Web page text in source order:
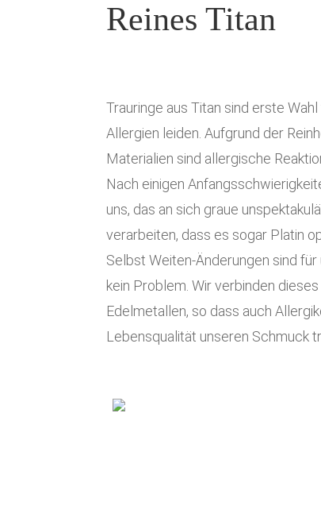
Reines Titan
Trauringe aus Titan sind erste
Allergien leiden. Aufgrund der
Materialien sind allergische
Nach einigen
uns, das an sich graue
verarbeiten, dass es sogar Platin
Selbst Weiten-Änderungen sind für
kein Problem. Wir verbinden
Edelmetallen, so dass auch
Lebensqualität unseren Schmuck